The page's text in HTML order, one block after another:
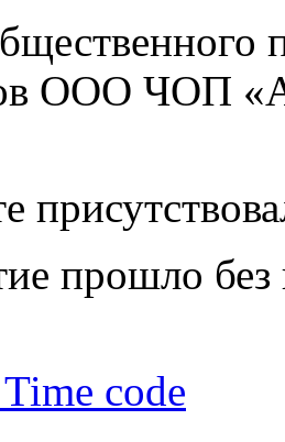
ООО ЧОП
прошло без
code